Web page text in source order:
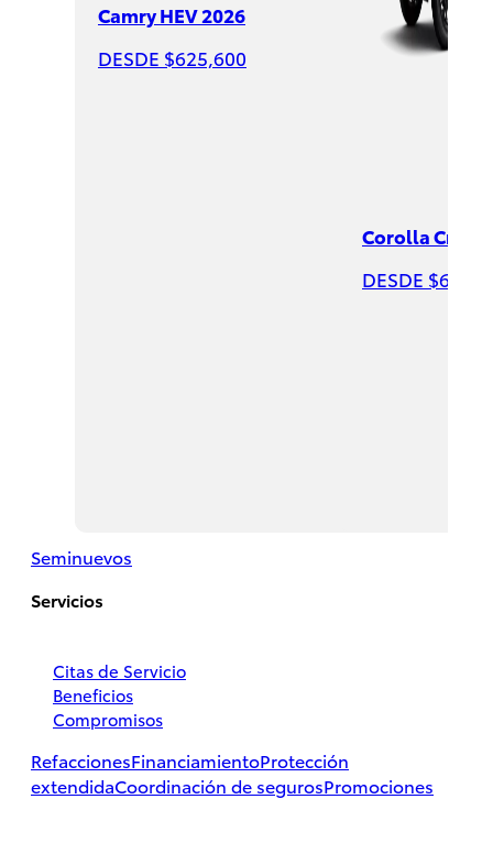
2026
DESDE
Camry HEV 2026
DESDE $625,600
Corolla Cross
DESDE
Seminuevos
Servicios
Citas de Servicio
Beneficios
Compromisos
RefaccionesFinanciamientoProtección
extendidaCoordinación de segurosPromociones